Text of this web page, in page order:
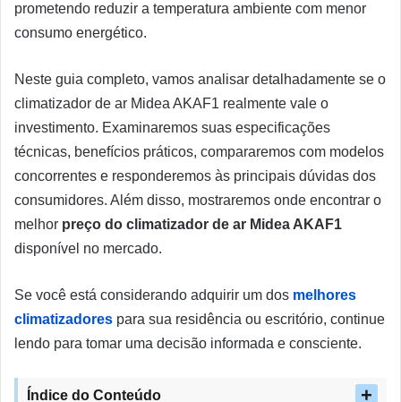
prometendo reduzir a temperatura ambiente com menor
consumo energético.
Neste guia completo, vamos analisar detalhadamente se o
climatizador de ar Midea AKAF1 realmente vale o
investimento. Examinaremos suas especificações
técnicas, benefícios práticos, compararemos com modelos
concorrentes e responderemos às principais dúvidas dos
consumidores. Além disso, mostraremos onde encontrar o
melhor preço do climatizador de ar Midea AKAF1
disponível no mercado.
Se você está considerando adquirir um dos melhores
climatizadores para sua residência ou escritório, continue
lendo para tomar uma decisão informada e consciente.
Índice do Conteúdo